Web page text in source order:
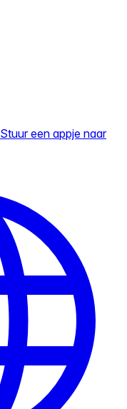
Stuur een appje naar